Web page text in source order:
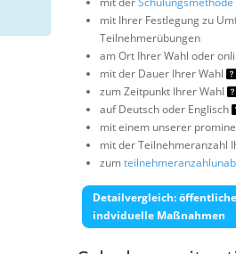
mit Ihrer Festlegung zu
Teilnehmerübungen
am Ort Ihrer Wahl oder
mit der Dauer Ihrer Wahl
zum Zeitpunkt Ihrer Wahl
auf Deutsch oder Englisch
mit einem unserer
mit der Teilnehmeranzahl
zum
Detailvergleich:
indviduelle Maßnahmen